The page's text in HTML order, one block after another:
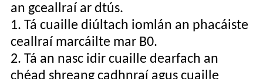
an gceallraí ar dtús.
1. Tá cuaille diúltach iomlán an phacáiste
ceallraí marcáilte mar B0.
2. Tá an nasc idir cuaille dearfach an